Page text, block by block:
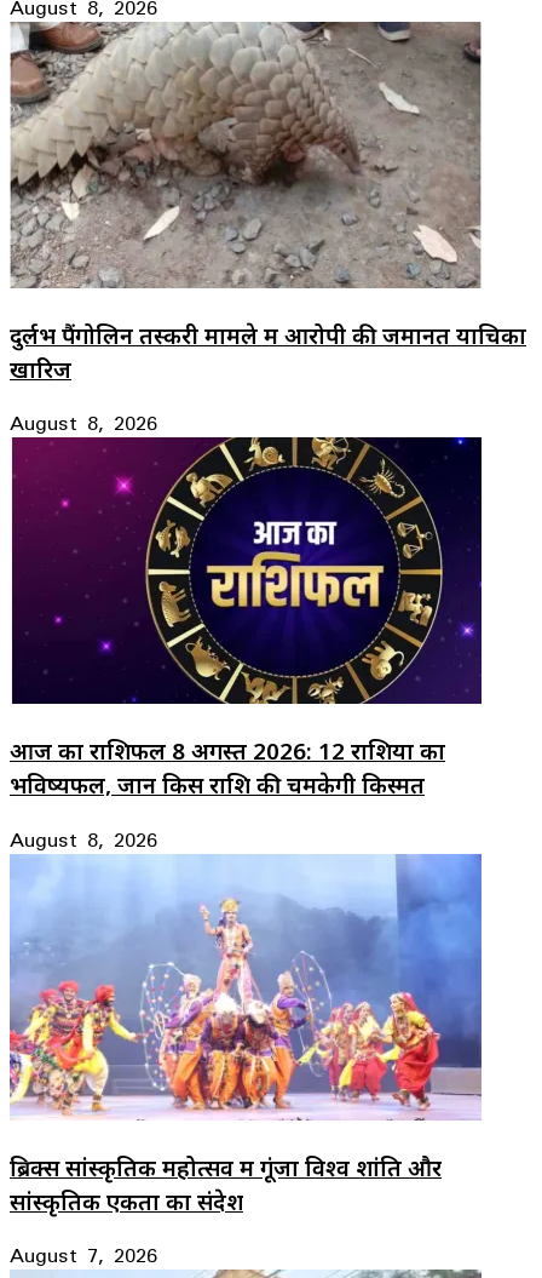
दुर्लभ पैंगोलिन तस्करी मामले में आरोपी की जमानत याचिका
खारिज
August 8, 2026
आज का राशिफल 8 अगस्त 2026: 12 राशियों का
भविष्यफल, जानें किस राशि की चमकेगी किस्मत
August 8, 2026
ब्रिक्स सांस्कृतिक महोत्सव में गूंजा विश्व शांति और
सांस्कृतिक एकता का संदेश
August 7, 2026